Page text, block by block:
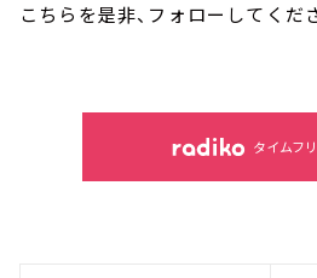
こちらを是非、フォローしてくだ
タイムフ